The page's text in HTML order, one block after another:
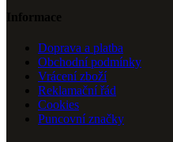
Informace
Doprava a platba
Obchodní podmínky
Vrácení zboží
Reklamační řád
Cookies
Puncovní značky